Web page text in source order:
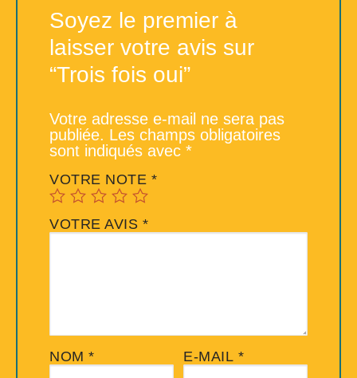
Soyez le premier à
laisser votre avis sur
“Trois fois oui”
Votre adresse e-mail ne sera pas
publiée. Les champs obligatoires
sont indiqués avec *
VOTRE NOTE *
VOTRE AVIS *
NOM * E-MAIL *